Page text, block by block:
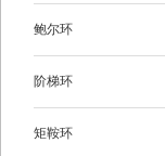
鲍尔环
阶梯环
矩鞍环